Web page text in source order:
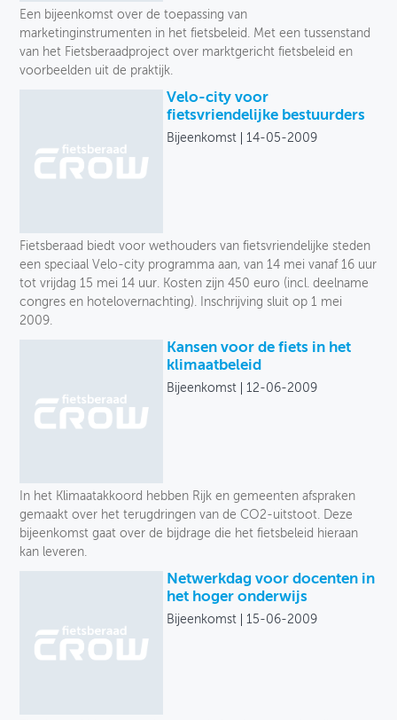
Een bijeenkomst over de toepassing van
marketinginstrumenten in het fietsbeleid. Met een tussenstand
van het Fietsberaadproject over marktgericht fietsbeleid en
voorbeelden uit de praktijk.
Velo-city voor
fietsvriendelijke bestuurders
Bijeenkomst 14-05-2009
Fietsberaad biedt voor wethouders van fietsvriendelijke steden
een speciaal Velo-city programma aan, van 14 mei vanaf 16 uur
tot vrijdag 15 mei 14 uur. Kosten zijn 450 euro (incl. deelname
congres en hotelovernachting). Inschrijving sluit op 1 mei
2009.
Kansen voor de fiets in het
klimaatbeleid
Bijeenkomst 12-06-2009
In het Klimaatakkoord hebben Rijk en gemeenten afspraken
gemaakt over het terugdringen van de CO2-uitstoot. Deze
bijeenkomst gaat over de bijdrage die het fietsbeleid hieraan
kan leveren.
Netwerkdag voor docenten in
het hoger onderwijs
Bijeenkomst 15-06-2009